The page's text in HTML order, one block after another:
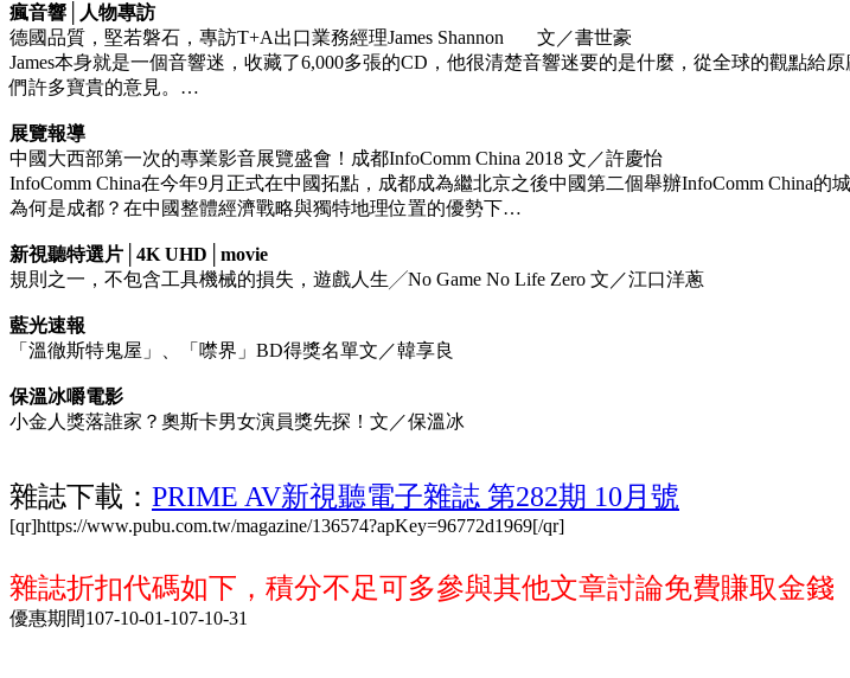
瘋音響│人物專訪
德國品質，堅若磐石，專訪T+A出口業務經理James Shannon 文／書世豪
James本身就是一個音響迷，收藏了6,000多張的CD，他很清楚音響迷要的是什麼，從全球的觀點給
們許多寶貴的意見。…
展覽報導
中國大西部第一次的專業影音展覽盛會！成都InfoComm China 2018 文／許慶怡
InfoComm China在今年9月正式在中國拓點，成都成為繼北京之後中國第二個舉辦InfoComm China的
為何是成都？在中國整體經濟戰略與獨特地理位置的優勢下…
新視聽特選片│4K UHD│movie
規則之一，不包含工具機械的損失，遊戲人生╱No Game No Life Zero 文／江口洋蔥
藍光速報
「溫徹斯特鬼屋」、「噤界」BD得獎名單文／韓享良
保溫冰嚼電影
小金人獎落誰家？奧斯卡男女演員獎先探！文／保溫冰
雜誌下載： PRIME AV新視聽電子雜誌 第282期 10月號
[qr]https://www.pubu.com.tw/magazine/136574?apKey=96772d1969[/qr]
雜誌折扣代碼如下，積分不足可多參與其他文章討論免費賺取金錢
優惠期間107-10-01-107-10-31